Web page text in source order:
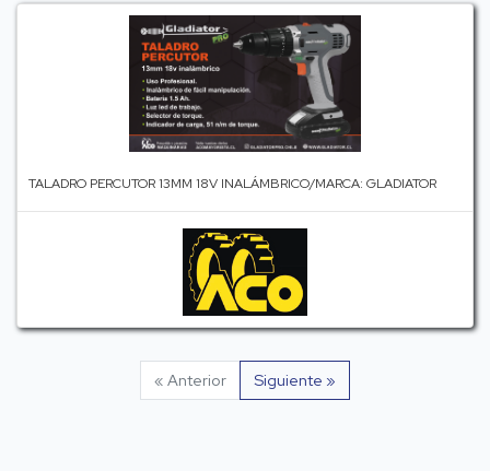
TALADRO PERCUTOR 13MM 18V INALÁMBRICO/MARCA: GLADIATOR
« Anterior Siguiente »